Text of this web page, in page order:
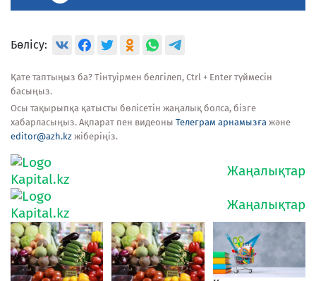
Бөлісу:
Қате таптыңыз ба? Тінтуірмен белгілеп, Ctrl + Enter түймесін
басыңыз.
Осы тақырыпқа қатысты бөлісетін жаңалық болса, бізге
хабарласыңыз. Ақпарат пен видеоны Телеграм арнамызға және
editor@azh.kz жіберіңіз.